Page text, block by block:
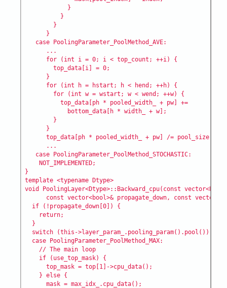
            }
          }
        }
      }
   case PoolingParameter_PoolMethod_AVE:
      ...
      for (int i = 0; i < top_count; ++i) {
        top_data[i] = 0;
      }
      for (int h = hstart; h < hend; ++h) {
        for (int w = wstart; w < wend; ++w) {
          top_data[ph * pooled_width_ + pw] +=
            bottom_data[h * width_ + w];
        }
      }
      top_data[ph * pooled_width_ + pw] /= pool_size;
      ...
   case PoolingParameter_PoolMethod_STOCHASTIC:
    NOT_IMPLEMENTED;
}
template <typename Dtype>
void PoolingLayer<Dtype>::Backward_cpu(const
const vector<bool>& propagate_down, const
  if (!propagate_down[0]) {
    return;
  }
  switch (this->layer_param_.pooling_param().pool()) {
  case PoolingParameter_PoolMethod_MAX:
    // The main loop
    if (use_top_mask) {
      top_mask = top[1]->cpu_data();
    } else {
      mask = max_idx_.cpu_data();